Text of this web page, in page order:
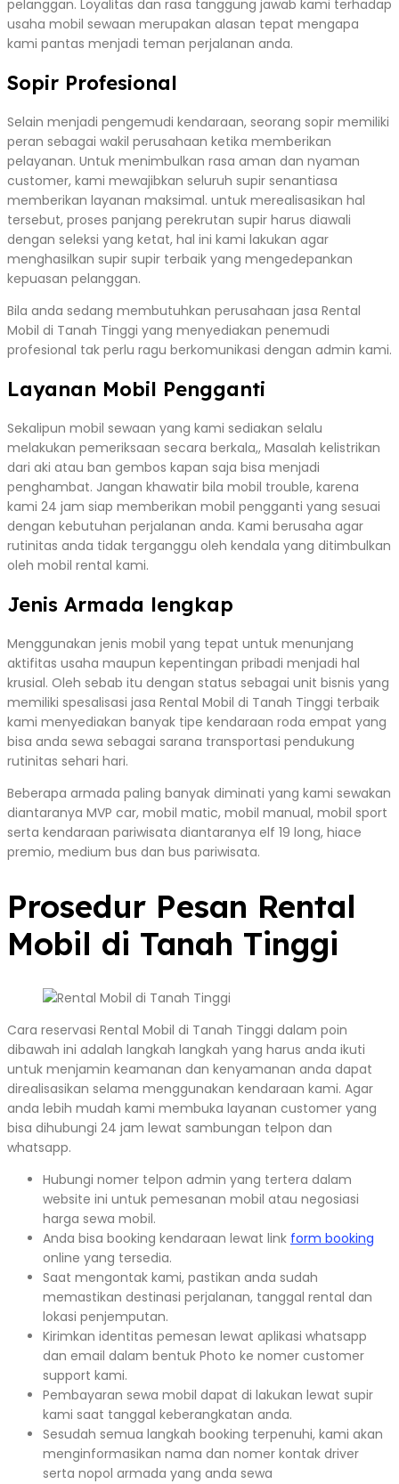
pelanggan. Loyalitas dan rasa tanggung jawab kami terhadap
usaha mobil sewaan merupakan alasan tepat mengapa
kami pantas menjadi teman perjalanan anda.
Sopir Profesional
Selain menjadi pengemudi kendaraan, seorang sopir memiliki
peran sebagai wakil perusahaan ketika memberikan
pelayanan. Untuk menimbulkan rasa aman dan nyaman
customer, kami mewajibkan seluruh supir senantiasa
memberikan layanan maksimal. untuk merealisasikan hal
tersebut, proses panjang perekrutan supir harus diawali
dengan seleksi yang ketat, hal ini kami lakukan agar
menghasilkan supir supir terbaik yang mengedepankan
kepuasan pelanggan.
Bila anda sedang membutuhkan perusahaan jasa Rental
Mobil di Tanah Tinggi yang menyediakan penemudi
profesional tak perlu ragu berkomunikasi dengan admin kami.
Layanan Mobil Pengganti
Sekalipun mobil sewaan yang kami sediakan selalu
melakukan pemeriksaan secara berkala,, Masalah kelistrikan
dari aki atau ban gembos kapan saja bisa menjadi
penghambat. Jangan khawatir bila mobil trouble, karena
kami 24 jam siap memberikan mobil pengganti yang sesuai
dengan kebutuhan perjalanan anda. Kami berusaha agar
rutinitas anda tidak terganggu oleh kendala yang ditimbulkan
oleh mobil rental kami.
Jenis Armada lengkap
Menggunakan jenis mobil yang tepat untuk menunjang
aktifitas usaha maupun kepentingan pribadi menjadi hal
krusial. Oleh sebab itu dengan status sebagai unit bisnis yang
memiliki spesalisasi jasa Rental Mobil di Tanah Tinggi terbaik
kami menyediakan banyak tipe kendaraan roda empat yang
bisa anda sewa sebagai sarana transportasi pendukung
rutinitas sehari hari.
Beberapa armada paling banyak diminati yang kami sewakan
diantaranya MVP car, mobil matic, mobil manual, mobil sport
serta kendaraan pariwisata diantaranya elf 19 long, hiace
premio, medium bus dan bus pariwisata.
Prosedur Pesan Rental
Mobil di Tanah Tinggi
Cara reservasi Rental Mobil di Tanah Tinggi dalam poin
dibawah ini adalah langkah langkah yang harus anda ikuti
untuk menjamin keamanan dan kenyamanan anda dapat
direalisasikan selama menggunakan kendaraan kami. Agar
anda lebih mudah kami membuka layanan customer yang
bisa dihubungi 24 jam lewat sambungan telpon dan
whatsapp.
Hubungi nomer telpon admin yang tertera dalam
website ini untuk pemesanan mobil atau negosiasi
harga sewa mobil.
Anda bisa booking kendaraan lewat link form booking
online yang tersedia.
Saat mengontak kami, pastikan anda sudah
memastikan destinasi perjalanan, tanggal rental dan
lokasi penjemputan.
Kirimkan identitas pemesan lewat aplikasi whatsapp
dan email dalam bentuk Photo ke nomer customer
support kami.
Pembayaran sewa mobil dapat di lakukan lewat supir
kami saat tanggal keberangkatan anda.
Sesudah semua langkah booking terpenuhi, kami akan
menginformasikan nama dan nomer kontak driver
serta nopol armada yang anda sewa